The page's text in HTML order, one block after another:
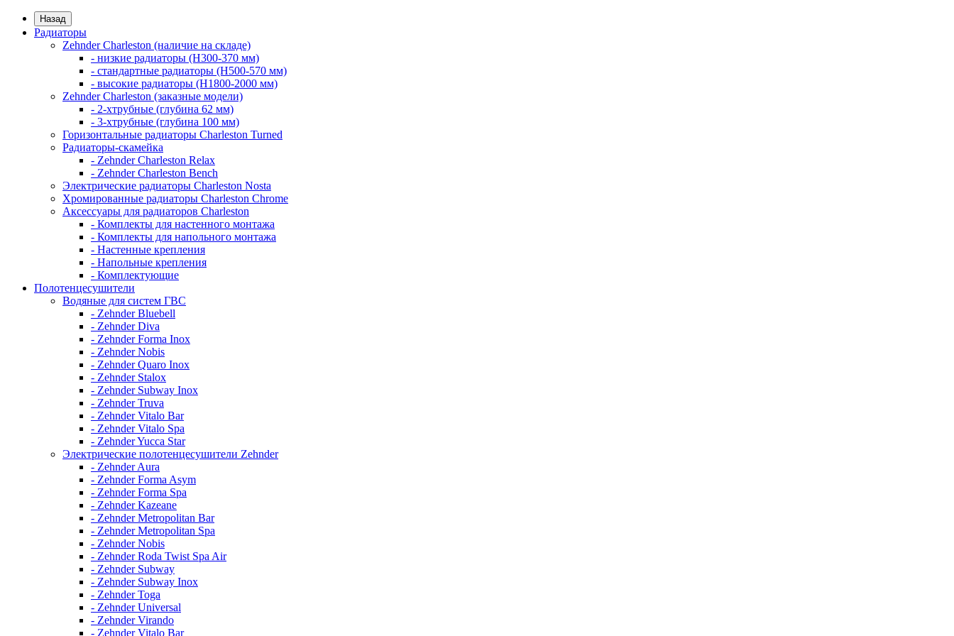
Назад
Радиаторы
Zehnder Charleston (наличие на складе)
- низкие радиаторы (H300-370 мм)
- стандартные радиаторы (H500-570 мм)
- высокие радиаторы (H1800-2000 мм)
Zehnder Charleston (заказные модели)
- 2-хтрубные (глубина 62 мм)
- 3-хтрубные (глубина 100 мм)
Горизонтальные радиаторы Charleston Turned
Радиаторы-скамейка
- Zehnder Charleston Relax
- Zehnder Charleston Bench
Электрические радиаторы Charleston Nosta
Хромированные радиаторы Charleston Chrome
Аксессуары для радиаторов Charleston
- Комплекты для настенного монтажа
- Комплекты для напольного монтажа
- Настенные крепления
- Напольные крепления
- Комплектующие
Полотенцесушители
Водяные для систем ГВС
- Zehnder Bluebell
- Zehnder Diva
- Zehnder Forma Inox
- Zehnder Nobis
- Zehnder Quaro Inox
- Zehnder Stalox
- Zehnder Subway Inox
- Zehnder Truva
- Zehnder Vitalo Bar
- Zehnder Vitalo Spa
- Zehnder Yucca Star
Электрические полотенцесушители Zehnder
- Zehnder Aura
- Zehnder Forma Asym
- Zehnder Forma Spa
- Zehnder Kazeane
- Zehnder Metropolitan Bar
- Zehnder Metropolitan Spa
- Zehnder Nobis
- Zehnder Roda Twist Spa Air
- Zehnder Subway
- Zehnder Subway Inox
- Zehnder Toga
- Zehnder Universal
- Zehnder Virando
- Zehnder Vitalo Bar